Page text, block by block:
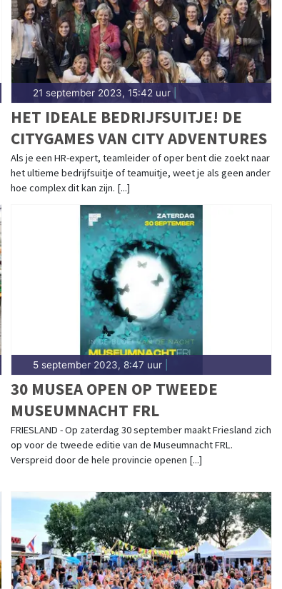
21 september 2023, 15:42 uur|
HET IDEALE BEDRIJFSUITJE! DE
CITYGAMES VAN CITY ADVENTURES
Als je een HR-expert, teamleider of oper bent die zoekt naar
het ultieme bedrijfsuitje of teamuitje, weet je als geen ander
hoe complex dit kan zijn. [...]
5 september 2023, 8:47 uur|
30 MUSEA OPEN OP TWEEDE
MUSEUMNACHT FRL
FRIESLAND - Op zaterdag 30 september maakt Friesland zich
op voor de tweede editie van de Museumnacht FRL.
Verspreid door de hele provincie openen [...]